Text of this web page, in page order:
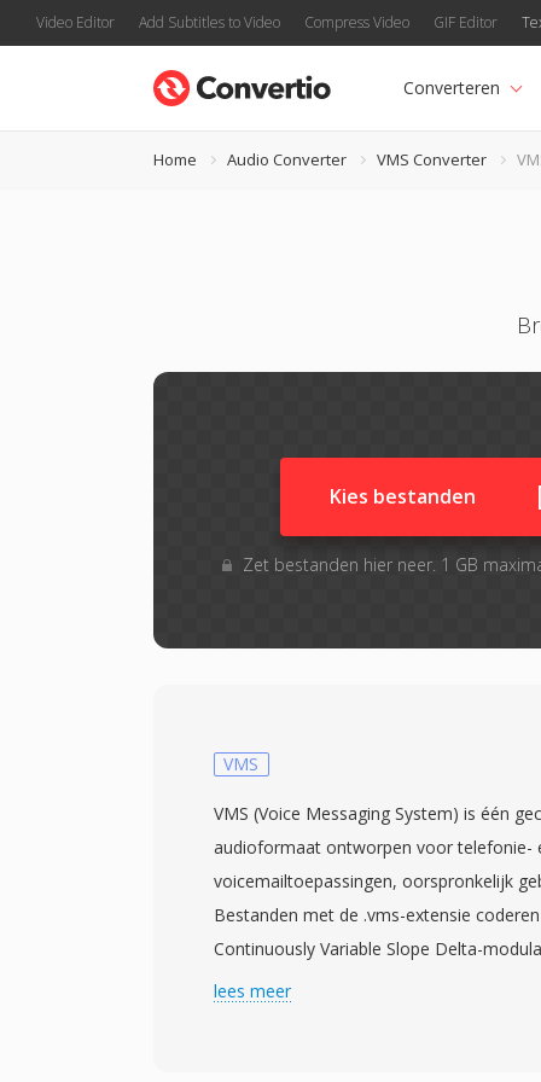
Video Editor Add Subtitles to Video Compress Video GIF Editor
Converteren
Home Audio Converter VMS Converter
Kies bestanden
Zet bestanden hier neer. 1 GB
VMS
VMS (Voice Messaging System) is één
audioformaat ontworpen voor telefonie-
voicemailtoepassingen, oorspronkelijk
Bestanden met de .vms-extensie
Continuously Variable Slope Delta-
methode geschikt voor lagebandbreedte
lees meer